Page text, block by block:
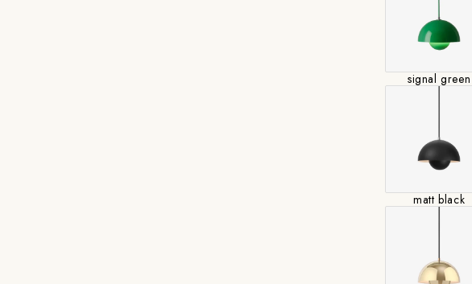
ペンダント
調整が必要
ください。
加工上、出
で、ご了承下
signal green
matt black